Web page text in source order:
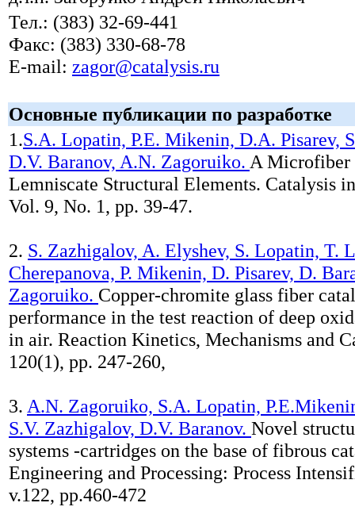
Тел.: (383) 32-69-441
Факс: (383) 330-68-78
E-mail: zagor@catalysis.ru
Основные публикации по разработке
1.S.A. Lopatin, P.E. Mikenin, D.A. Pisarev,
D.V. Baranov, A.N. Zagoruiko. A Microfiber
Lemniscate Structural Elements. Catalysis
Vol. 9, No. 1, pp. 39-47.
2. S. Zazhigalov, A. Elyshev, S. Lopatin, T.
Cherepanova, P. Mikenin, D. Pisarev, D.
Zagoruiko. Copper-chromite glass fiber
performance in the test reaction of deep
in air. Reaction Kinetics, Mechanisms and
120(1), pp. 247-260,
3. A.N. Zagoruiko, S.A. Lopatin,
S.V. Zazhigalov, D.V. Baranov. Novel
systems ‐cartridges on the base of fibrous
Engineering and Processing: Process
v.122, pp.460-472